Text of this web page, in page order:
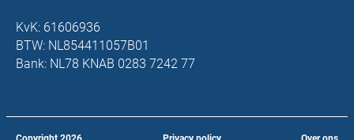
KvK: 61606936
BTW: NL854411057B01
Bank: NL78 KNAB 0283 7242 77